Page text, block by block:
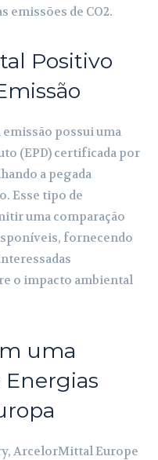
emissões de CO2.
Positivo
emissão possui uma
(EPD) certificada por
a pegada
Esse tipo de
uma comparação
fornecendo
o impacto ambiental
uma
ArcelorMittal Europe